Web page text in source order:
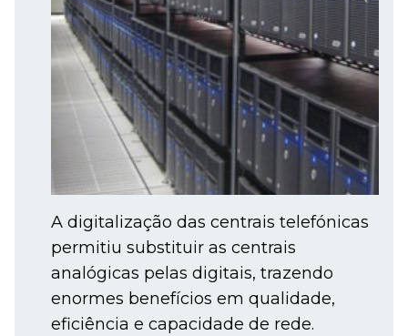
A digitalização das centrais telefónicas
permitiu substituir as centrais
analógicas pelas digitais, trazendo
enormes benefícios em qualidade,
eficiência e capacidade de rede.